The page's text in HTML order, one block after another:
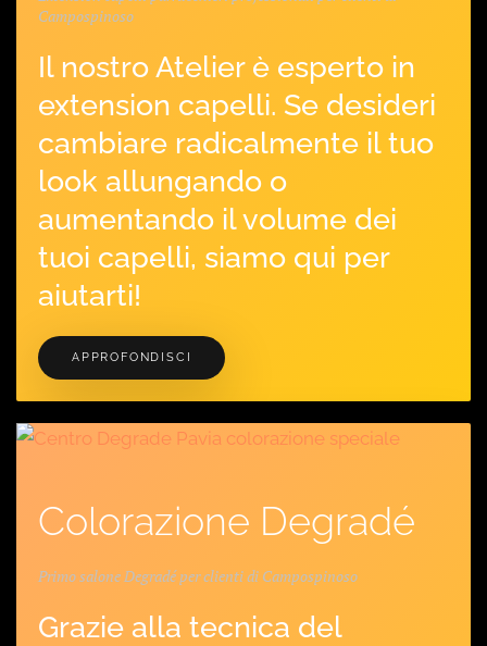
Campospinoso
Il nostro Atelier è esperto in
extension capelli. Se desideri
cambiare radicalmente il tuo
look allungando o
aumentando il volume dei
tuoi capelli, siamo qui per
aiutarti!
APPROFONDISCI
Colorazione Degradé
Primo salone Degradé per clienti di Campospinoso
Grazie alla tecnica del